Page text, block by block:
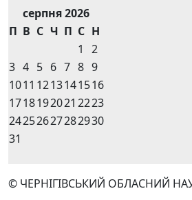
серпня 2026
П В С Ч П С Н
1
2
3 4 5 6 7 8 9
1011 1213141516
1718192021 2223
24252627282930
31
© ЧЕРНІГІВСЬКИЙ ОБЛАСНИЙ